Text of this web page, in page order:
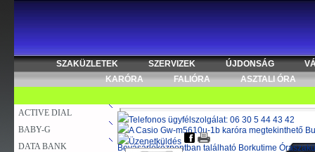
SZAKÜZLETEK SZERVIZEK ÚJDONSÁG
KARÓRA
FALIÓRA ASZTALI ÓRA
ACTIVE DIAL
BABY-G
DATA BANK
Casio órák>WAVE CEPTOR karórák> GW-M5610
További változatok